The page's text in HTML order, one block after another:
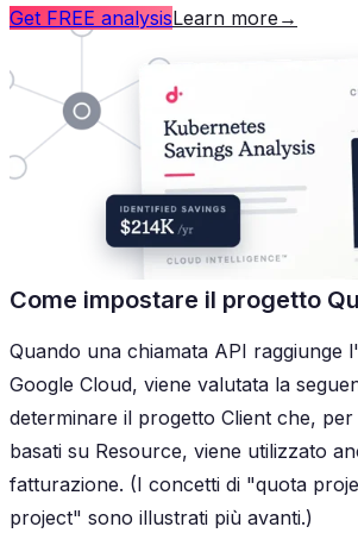
Get FREE analysisLearn more →
Come impostare il progetto
Quando una chiamata API raggiunge
Google Cloud, viene valutata la
determinare il progetto Client che,
basati su Resource, viene utilizzato
fatturazione. (I concetti di "quota
project" sono illustrati più avanti.)